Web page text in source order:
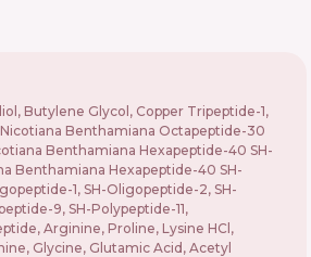
Butylene Glycol, Copper Tripeptide-1,
Benthamiana Octapeptide-30
Benthamiana Hexapeptide-40 SH-
Benthamiana Hexapeptide-40 SH-
1, SH-Oligopeptide-2, SH-
9, SH-Polypeptide-11,
Arginine, Proline, Lysine HCl,
Glycine, Glutamic Acid, Acetyl